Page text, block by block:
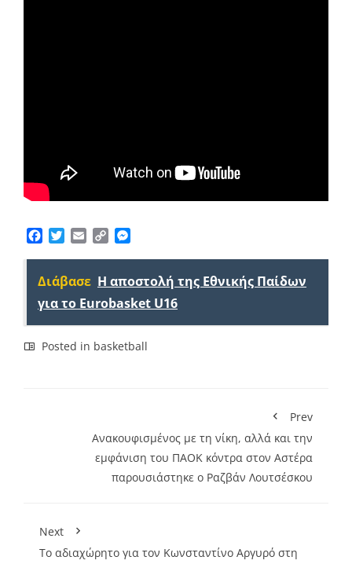
Facebook
TwitterEmailCopy
Διάβασε Η αποστολή της Εθνικής Παίδων
για το Eurobasket U16
Posted in basketball
Prev
Ανακουφισμένος με τη νίκη, αλλά και την
εμφάνιση του ΠΑΟΚ κόντρα στον Αστέρα
παρουσιάστηκε ο Ραζβάν Λουτσέσκου
Next
To αδιαχώρητο για τον Κωνσταντίνο Αργυρό στη